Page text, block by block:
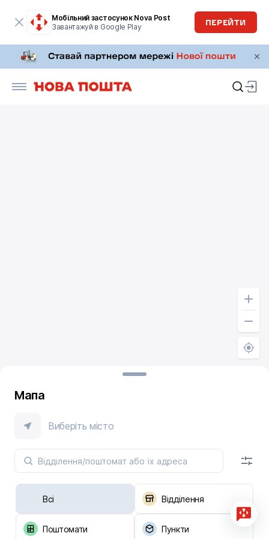
Мобільний застосунок Nova Post
Завантажуй в Google Play
ПЕРЕЙТИ
Мапа
Виберіть місто
Всі Відділення
Поштомати Пункти